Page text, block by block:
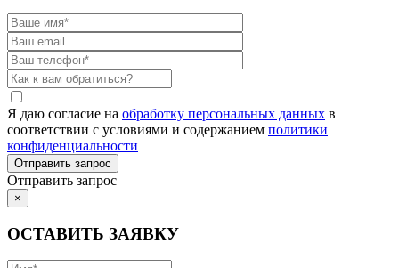
Я даю согласие на обработку персональных данных в
соответствии с условиями и содержанием политики
конфиденциальности
Отправить запрос
×
ОСТАВИТЬ ЗАЯВКУ